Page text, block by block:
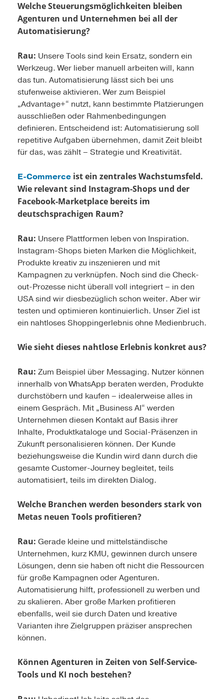
Welche Steuerungsmöglichkeiten bleiben
Agenturen und Unternehmen bei all der
Automatisierung?
Rau: Unsere Tools sind kein Ersatz, sondern ein
Werkzeug. Wer lieber manuell arbeiten will, kann
das tun. Automatisierung lässt sich bei uns
stufenweise akti­vieren. Wer zum Beispiel
„Advantage+“ nutzt, kann ­bestimmte Platzierungen
ausschließen oder Rahmenbedingungen
definieren. Entscheidend ist: Automatisierung soll
repetitive Aufgaben übernehmen, damit Zeit bleibt
für das, was zählt – Strategie und Kreativität.
E-Commerce ist ein zentrales Wachstumsfeld.
Wie relevant sind Instagram-Shops und der
Facebook-Marketplace bereits im
deutschsprachigen Raum?
Rau: Unsere Plattformen leben von Inspiration.
Instagram-Shops bieten Marken die Möglichkeit,
Produkte kreativ zu inszenieren und mit
Kampagnen zu verknüpfen. Noch sind die Check-
out-Prozesse nicht überall voll integriert – in den
USA sind wir diesbezüglich schon weiter. Aber wir
testen und optimieren kontinuierlich. Unser Ziel ist
ein nahtloses Shoppingerlebnis ohne Medienbruch.
Wie sieht dieses nahtlose Erlebnis konkret aus?
Rau: Zum Beispiel über Messaging. Nutzer können
innerhalb von WhatsApp beraten werden, Produkte
durchstöbern und kaufen – idealerweise alles in
einem Gespräch. Mit „Business AI“ werden
Unternehmen diesen Kontakt auf Basis ihrer
Inhalte, Produktkataloge und Social-Präsenzen in
Zukunft personalisieren können. Der Kunde
beziehungsweise die Kundin wird dann durch die
gesamte Customer-Journey begleitet, teils
automatisiert, teils im direkten Dialog.
Welche Branchen werden besonders stark von
Metas neuen Tools profitieren?
Rau: Gerade kleine und mittelständische
Unternehmen, kurz KMU, gewinnen durch unsere
Lösungen, denn sie haben oft nicht die Ressourcen
für große Kampa­gnen oder Agenturen.
Automatisierung hilft, professionell zu werben und
zu skalieren. Aber große Marken profitieren
ebenfalls, weil sie durch Daten und kreative
Varianten ihre Zielgruppen präziser ansprechen
können.
Können Agenturen in Zeiten von Self-Service-
Tools und KI noch bestehen?